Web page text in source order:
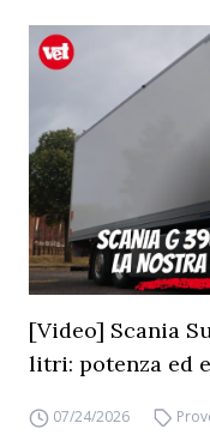
[Video] Scania
litri: potenza ed
07/24/2026